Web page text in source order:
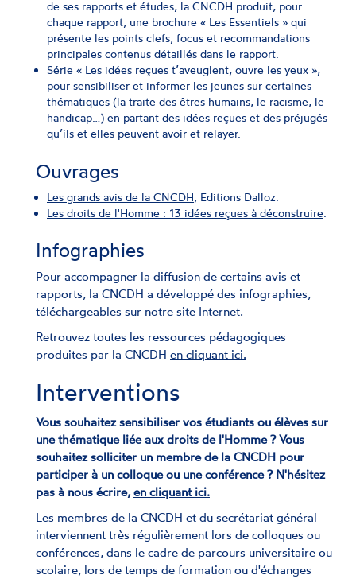
de ses rapports et études, la CNCDH produit, pour
chaque rapport, une brochure « Les Essentiels » qui
présente les points clefs, focus et recommandations
principales contenus détaillés dans le rapport.
Série « Les idées reçues t’aveuglent, ouvre les yeux »,
pour sensibiliser et informer les jeunes sur certaines
thématiques (la traite des êtres humains, le racisme, le
handicap…) en partant des idées reçues et des préjugés
qu’ils et elles peuvent avoir et relayer.
Ouvrages
Les grands avis de la CNCDH, Editions Dalloz.
Les droits de l'Homme : 13 idées reçues à déconstruire
Infographies
Pour accompagner la diffusion de certains avis et
rapports, la CNCDH a développé des infographies,
téléchargeables sur notre site Internet.
Retrouvez toutes les ressources pédagogiques
produites par la CNCDH en cliquant ici.
Interventions
Vous souhaitez sensibiliser vos étudiants ou élèves sur
une thématique liée aux droits de l'Homme ? Vous
souhaitez solliciter un membre de la CNCDH pour
participer à un colloque ou une conférence ? N'hésitez
pas à nous écrire, en cliquant ici.
Les membres de la CNCDH et du secrétariat général
interviennent très régulièrement lors de colloques ou
conférences, dans le cadre de parcours universitaire ou
scolaire, lors de temps de formation ou d'échanges